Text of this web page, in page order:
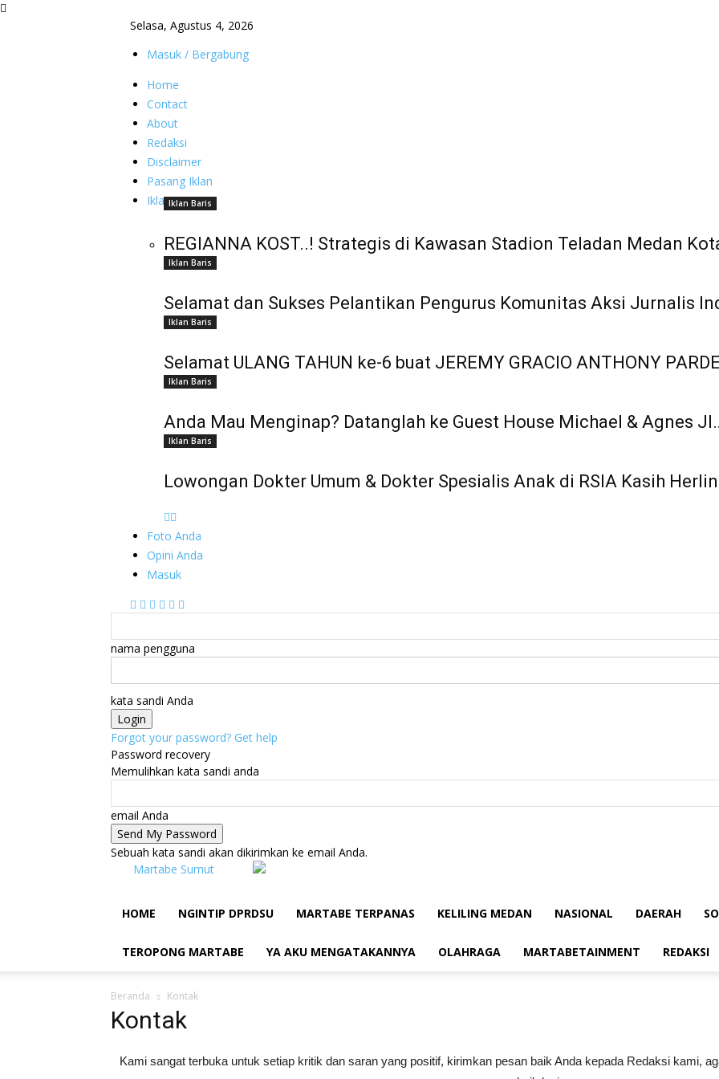
Selasa, Agustus 4, 2026
Masuk / Bergabung
Home
Contact
About
Redaksi
Disclaimer
Pasang Iklan
Iklan Baris
Iklan Baris
REGIANNA KOST..! Strategis di Kawasan Stadion Teladan Medan
Iklan Baris
Selamat dan Sukses Pelantikan Pengurus Komunitas Aksi Jurnalis
Iklan Baris
Selamat ULANG TAHUN ke-6 buat JEREMY GRACIO ANTHONY
Iklan Baris
Anda Mau Menginap? Datanglah ke Guest House Michael & Agnes
Iklan Baris
Lowongan Dokter Umum & Dokter Spesialis Anak di RSIA Kasih
Foto Anda
Opini Anda
Masuk
nama pengguna
kata sandi Anda
Forgot your password? Get help
Password recovery
Memulihkan kata sandi anda
email Anda
Sebuah kata sandi akan dikirimkan ke email Anda.
Martabe Sumut
HOME NGINTIP DPRDSU MARTABE TERPANAS KELILING MEDAN NASIONAL DAERAH
TEROPONG MARTABE YA AKU MENGATAKANNYA OLAHRAGA MARTABETAINMENT REDAKSI
Beranda Kontak
Kontak
Kami sangat terbuka untuk setiap kritik dan saran yang positif, kirimkan pesan baik Anda kepada Redaksi kami,